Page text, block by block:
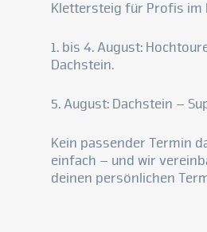
Klettersteig für Profis im
1. bis 4. August:
Dachstein.
5. August: Dachstein –
Kein passender Termin
einfach – und wir
deinen persönlichen